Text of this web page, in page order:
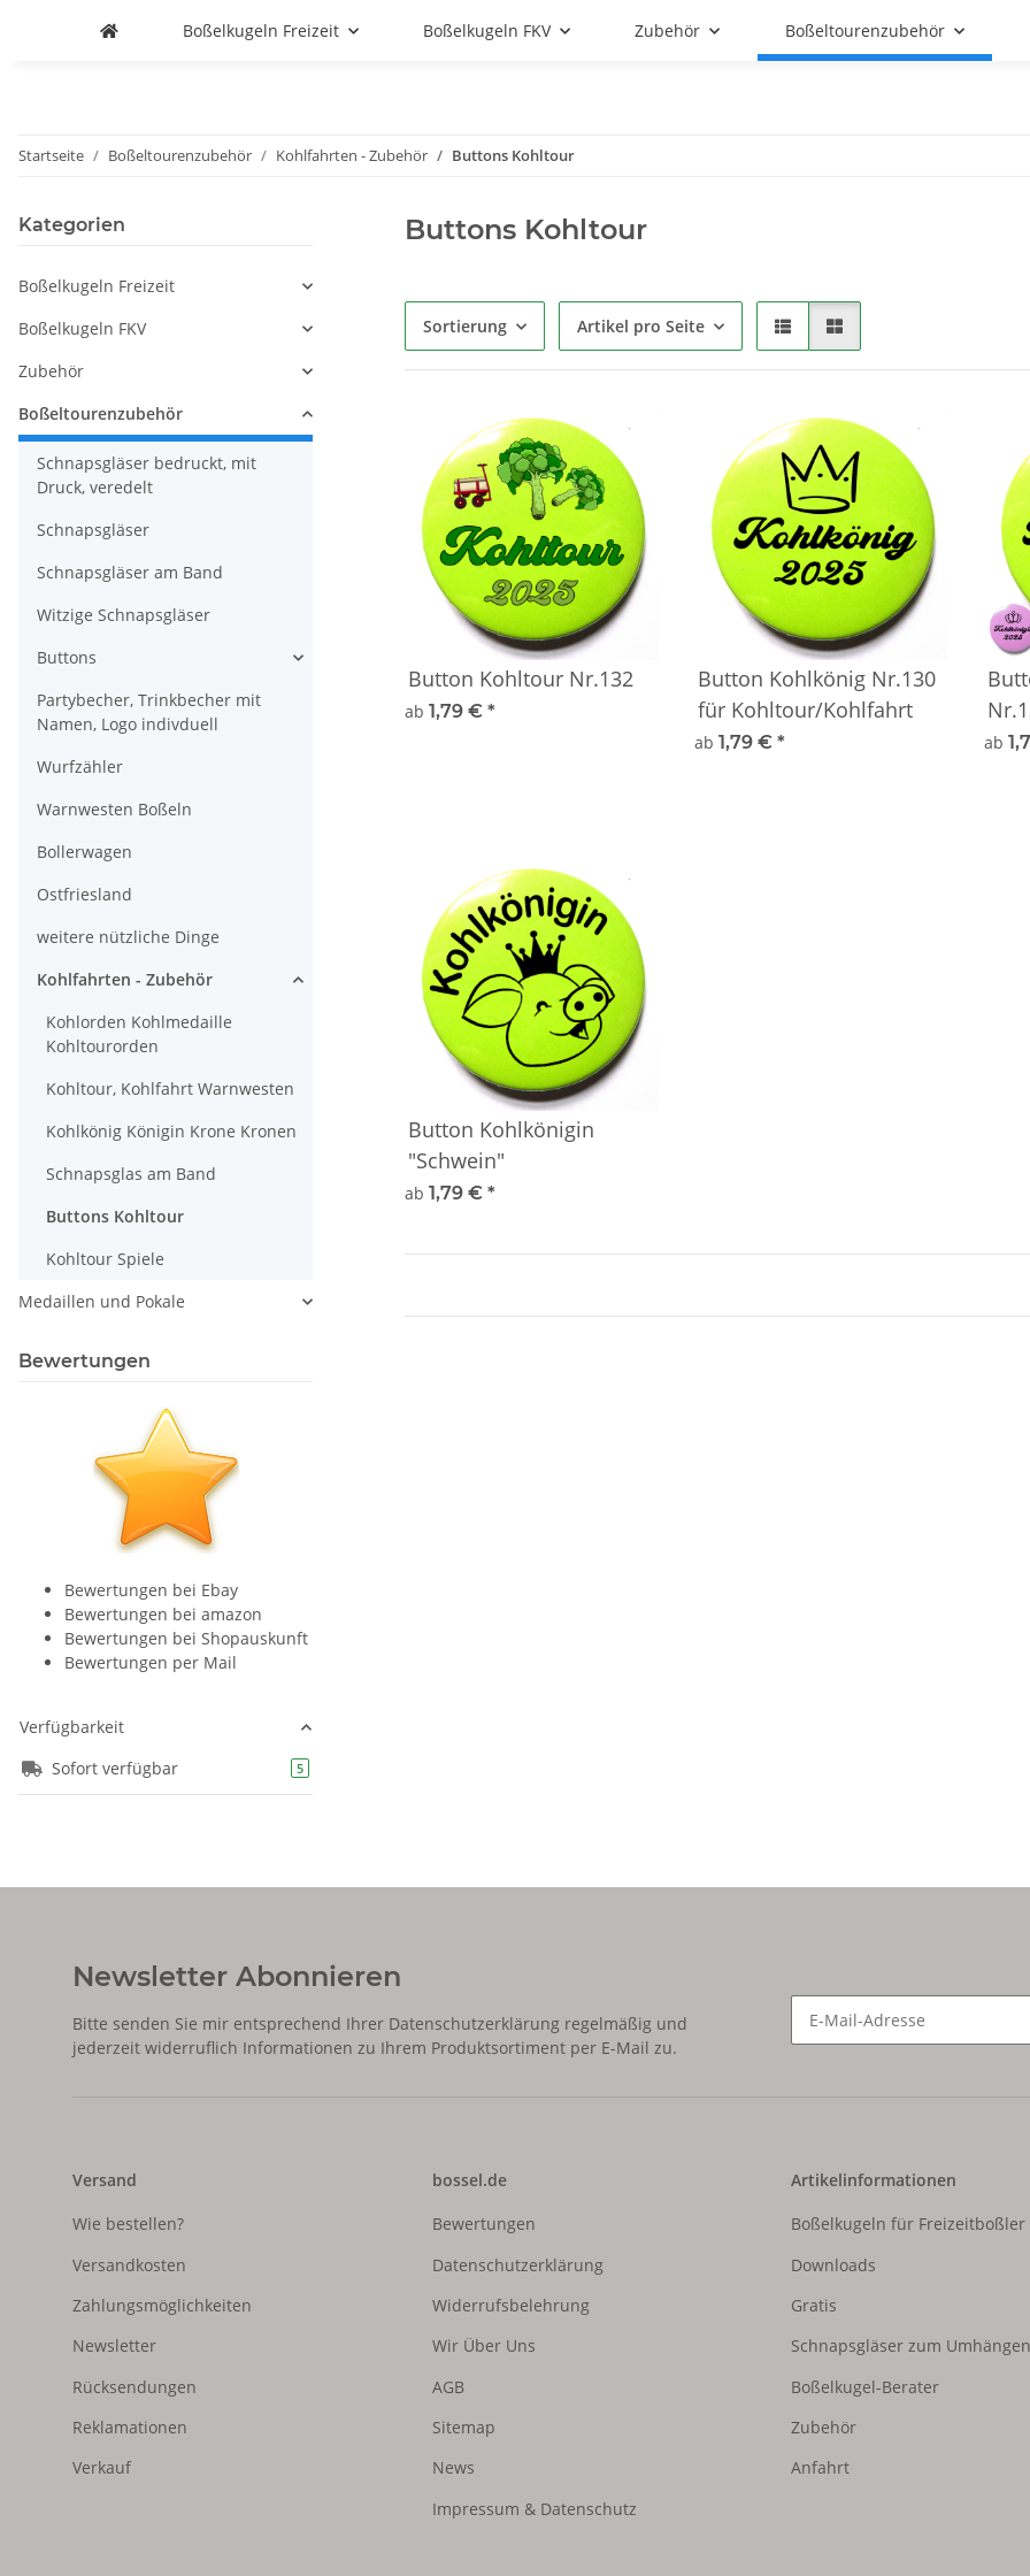
Boßelkugeln Freizeit Boßelkugeln FKV Zubehör Boßeltourenzubehör
Startseite Boßeltourenzubehör Kohlfahrten - Zubehör Buttons Kohltour
Buttons Kohltour
Sortierung Artikel pro Seite
Button Kohltour Nr.132
ab 1,79 € *
Button Kohlkönig Nr.130
für Kohltour/Kohlfahrt
ab 1,79 € * ab
Button Kohlkönigin
"Schwein"
ab 1,79 € *
Kategorien
Boßelkugeln Freizeit
Boßelkugeln FKV
Zubehör
Boßeltourenzubehör
Schnapsgläser bedruckt, mit
Druck, veredelt
Schnapsgläser
Schnapsgläser am Band
Witzige Schnapsgläser
Buttons
Partybecher, Trinkbecher mit
Namen, Logo indivduell
Wurfzähler
Warnwesten Boßeln
Bollerwagen
Ostfriesland
weitere nützliche Dinge
Kohlfahrten - Zubehör
Kohlorden Kohlmedaille
Kohltourorden
Kohltour, Kohlfahrt Warnwesten
Kohlkönig Königin Krone Kronen
Schnapsglas am Band
Buttons Kohltour
Kohltour Spiele
Medaillen und Pokale
Bewertungen
Bewertungen bei Ebay
Bewertungen bei amazon
Bewertungen bei Shopauskunft
Bewertungen per Mail
Verfügbarkeit
Sofort verfügbar
5Artikel gefunden
Newsletter Abonnieren
Bitte senden Sie mir entsprechend Ihrer Datenschutzerklärung regelmäßig und
jederzeit widerruflich Informationen zu Ihrem Produktsortiment per E-Mail zu.
Versand
Wie bestellen?
Versandkosten
Zahlungsmöglichkeiten
Newsletter
Rücksendungen
Reklamationen
Verkauf
bossel.de
Bewertungen
Datenschutzerklärung
Widerrufsbelehrung
Wir Über Uns
AGB
Sitemap
News
Impressum & Datenschutz
Artikelinformationen
Boßelkugeln für Freizeitboßler
Downloads
Gratis
Schnapsgläser zum Umhängen
Boßelkugel-Berater
Zubehör
Anfahrt